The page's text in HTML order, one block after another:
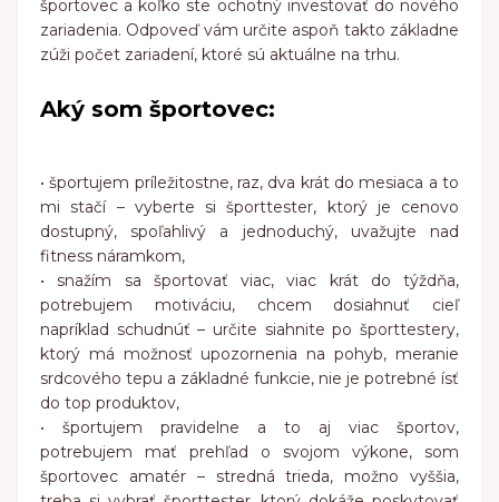
športovec a koľko ste ochotný investovať do nového
zariadenia. Odpoveď vám určite aspoň takto základne
zúži počet zariadení, ktoré sú aktuálne na trhu.
Aký som športovec:
•športujem príležitostne, raz, dva krát do mesiaca a to
mi stačí – vyberte si športtester, ktorý je cenovo
dostupný, spoľahlivý a jednoduchý, uvažujte nad
fitness náramkom,
• snažím sa športovať viac, viac krát do týždňa,
potrebujem motiváciu, chcem dosiahnuť cieľ
napríklad schudnúť – určite siahnite po športtestery,
ktorý má možnosť upozornenia na pohyb, meranie
srdcového tepu a základné funkcie, nie je potrebné ísť
do top produktov,
• športujem pravidelne a to aj viac športov,
potrebujem mať prehľad o svojom výkone, som
športovec amatér – stredná trieda, možno vyššia,